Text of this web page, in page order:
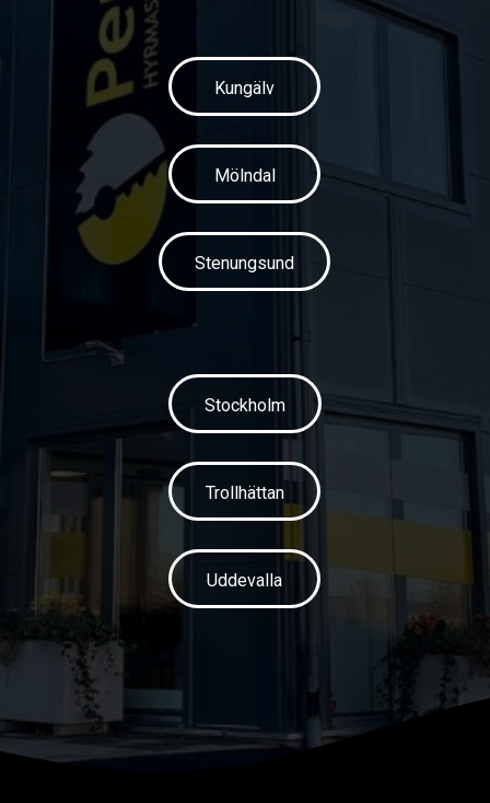
Kungälv
Mölndal
Stenungsund
Stockholm
Trollhättan
Uddevalla